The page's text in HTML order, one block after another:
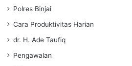
Polres Binjai
Cara Produktivitas Harian
dr. H. Ade Taufiq
Pengawalan